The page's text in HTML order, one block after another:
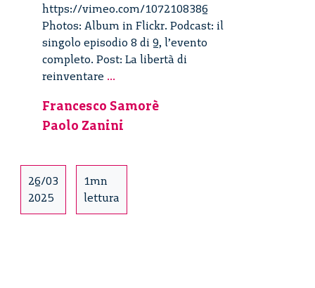
https://vimeo.com/1072108386
Photos: Album in Flickr. Podcast: il
singolo episodio 8 di 9, l’evento
completo. Post: La libertà di
reinventare ...
di
reinventare
Francesco Samorè
Paolo Zanini
26/03
2025
1mn
lettura